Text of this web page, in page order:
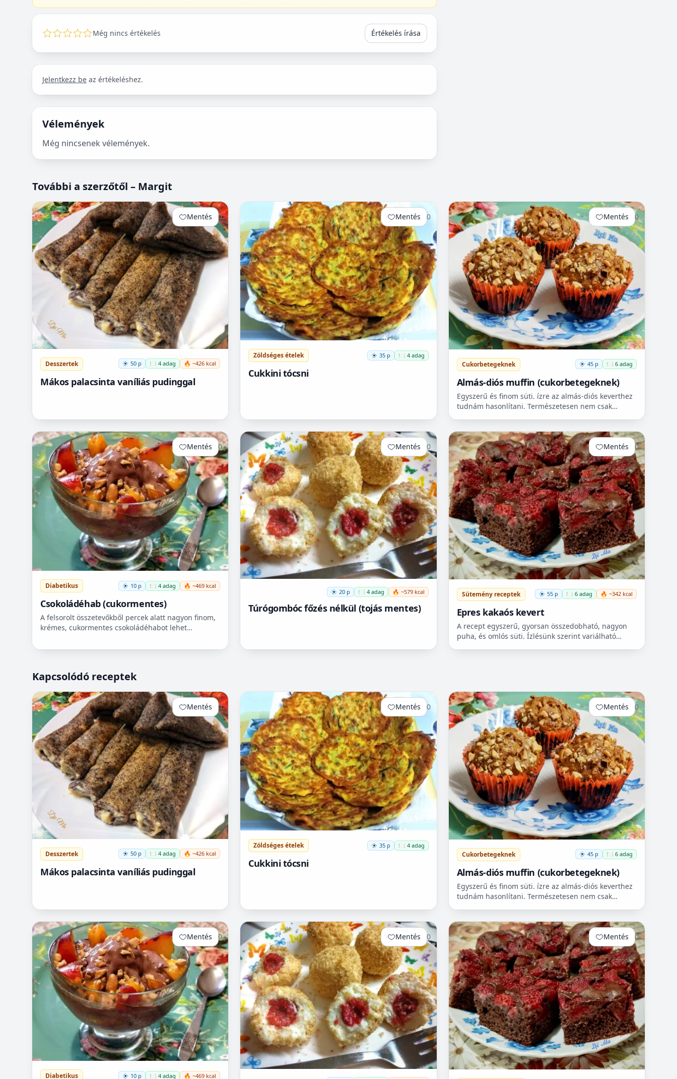
Még nincs értékelés Értékelés írása
Jelentkezz be az értékeléshez.
Vélemények
Még nincsenek vélemények.
További a szerzőtől – Margit
Mentés 0
Desszertek 50 p 🍽️ 4 adag 🔥 ~426 kcal
Mákos palacsinta vaníliás pudinggal
Mentés 0
Zöldséges ételek 35 p 🍽️ 4 adag
Cukkini tócsni
Mentés 0
Cukorbetegeknek 45 p 🍽️ 6 adag
Almás-diós muffin (cukorbetegeknek)
Egyszerű és finom süti. ízre az almás-diós keverthez
tudnám hasonlítani. Természetesen nem csak
Mentés 0
Diabetikus 10 p 🍽️ 4 adag 🔥 ~469 kcal
Csokoládéhab (cukormentes)
A felsorolt összetevőkből percek alatt nagyon finom,
krémes, cukormentes csokoládéhabot lehet
pohárdesszertn...
Mentés 0
20 p 🍽️ 4 adag 🔥 ~579 kcal
Túrógombóc főzés nélkül (tojás mentes)
Mentés 0
Sütemény receptek 55 p 🍽️ 6 adag 🔥 ~342 kcal
Epres kakaós kevert
A recept egyszerű, gyorsan összedobható, nagyon
puha, és omlós süti. Ízlésünk szerint variálható
Kapcsolódó receptek
Mentés 0
Desszertek 50 p 🍽️ 4 adag 🔥 ~426 kcal
Mákos palacsinta vaníliás pudinggal
Mentés 0
Zöldséges ételek 35 p 🍽️ 4 adag
Cukkini tócsni
Mentés 0
Cukorbetegeknek 45 p 🍽️ 6 adag
Almás-diós muffin (cukorbetegeknek)
Egyszerű és finom süti. ízre az almás-diós keverthez
tudnám hasonlítani. Természetesen nem csak
Mentés 0
Diabetikus 10 p 🍽️ 4 adag 🔥 ~469 kcal
Mentés 0 Mentés 0